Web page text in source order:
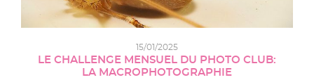
15/01/2025
LE CHALLENGE MENSUEL DU PHOTO CLUB:
LA MACROPHOTOGRAPHIE